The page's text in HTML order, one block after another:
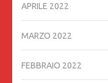
APRILE 2022
MARZO 2022
FEBBRAIO 2022